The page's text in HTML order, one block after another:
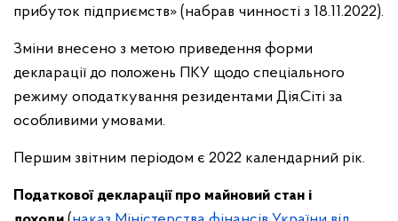
прибуток підприємств» (набрав чинності з 18.11.2022).
Зміни внесено з метою приведення форми
декларації до положень ПКУ щодо спеціального
режиму оподаткування резидентами Дія.Сіті за
особливими умовами.
Першим звітним періодом є 2022 календарний рік.
Податкової декларації про майновий стан і